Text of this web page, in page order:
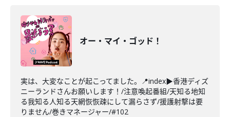
オー・マイ・ゴッド！
実は、大変なことが起こってました。📍index▶香港ディズ
ニーランドさんお願いします！/注意喚起番組/天知る地知
る我知る人知る天網恢恢疎にして漏らさず/援護射撃は要
りません/巻きマネージャー/#102